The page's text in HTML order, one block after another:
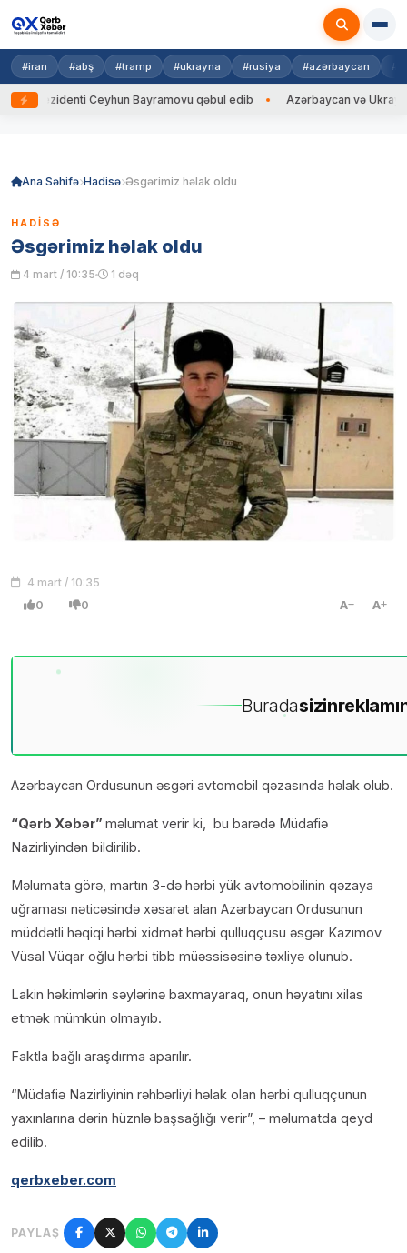
#iran #abş #tramp #ukrayna #rusiya #azərbaycan
Ceyhun Bayramovu qəbul edib Azərbaycan və Ukrayna XİN
Ana Səhifə Hadisə Əsgərimiz həlak oldu
HADISƏ
Əsgərimiz həlak oldu
4 mart / 10:35 1 dəq
4 mart / 10:35
0 0 A A
Buradasizin
Azərbaycan Ordusunun əsgəri avtomobil qəzasında həlak olub.
“Qərb Xəbər” məlumat verir ki, bu barədə Müdafiə
Nazirliyindən bildirilib.
Məlumata görə, martın 3-də hərbi yük avtomobilinin qəzaya
uğraması nəticəsində xəsarət alan Azərbaycan Ordusunun
müddətli həqiqi hərbi xidmət hərbi qulluqçusu əsgər Kazımov
Vüsal Vüqar oğlu hərbi tibb müəssisəsinə təxliyə olunub.
Lakin həkimlərin səylərinə baxmayaraq, onun həyatını xilas
etmək mümkün olmayıb.
Faktla bağlı araşdırma aparılır.
“Müdafiə Nazirliyinin rəhbərliyi həlak olan hərbi qulluqçunun
yaxınlarına dərin hüznlə başsağlığı verir”, – məlumatda qeyd
edilib.
qerbxeber.com
PAYLAŞ